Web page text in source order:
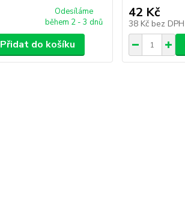
Odesíláme
během 2 - 3 dnů
Přidat do košíku
42 Kč
38 Kč bez DPH